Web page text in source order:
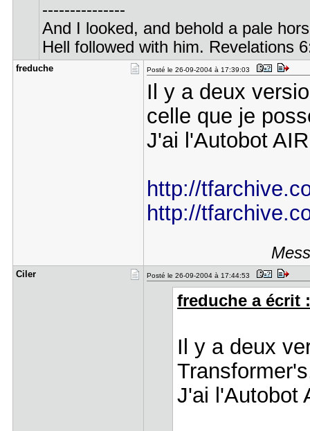
---------------
And I looked, and behold a pale
Hell followed with him. Revelations
freduche Posté le 26-09-2004 à 17:39:03
Il y a deux
celle que je
J'ai l'Autobot
http://
http://
Ciler Posté le 26-09-2004 à 17:44:53
freduche a écrit
Il y a deux
J'ai l'Autobot